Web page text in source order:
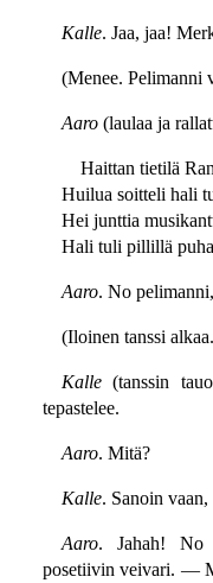
Kalle. Jaa, jaa!
(Menee. Pelimanni
Aaro(laulaa ja
Haittan tietilä
Huilua soitteli hali
Hei junttia
Hali tuli pillillä
Aaro. No
(Iloinen tanssi
Kalle(tanssin
tepastelee.
Aaro. Mitä?
Kalle. Sanoin
Aaro. Jahah! No
posetiivin veivari. —